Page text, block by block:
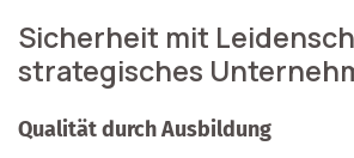
Sicherheit mit
strategisches
Qualität durch Ausbildung